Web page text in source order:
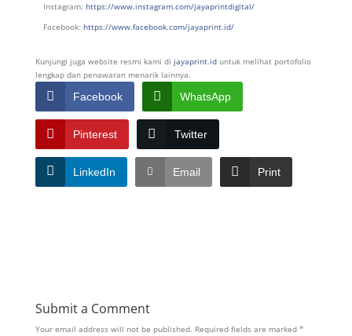
Instagram: https://www.instagram.com/jayaprintdigital/
Facebook: https://www.facebook.com/jayaprint.id/
Kunjungi juga website resmi kami di jayaprint.iduntuk melihat portofolio
lengkap dan penawaran menarik lainnya.
Facebook WhatsApp
Pinterest Twitter
LinkedIn Email Print
Submit a Comment
Your email address will not be published. Required fields are marked *